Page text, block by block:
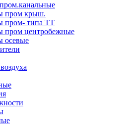
пром крыш.
пром- типа ТТ
пром центробежные
осевые